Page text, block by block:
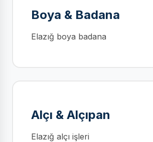
Boya & Badana
Elazığ boya badana
Alçı & Alçıpan
Elazığ alçı işleri